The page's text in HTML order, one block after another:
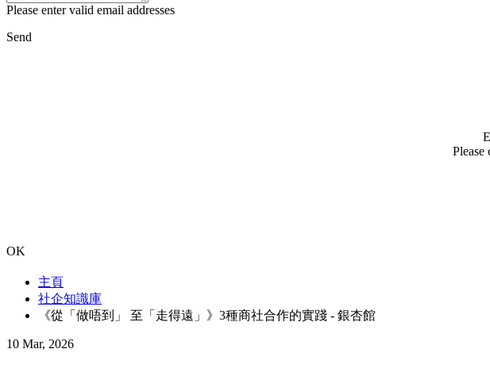
Please enter valid email addresses
Send
OK
主頁
社企知識庫
《從「做唔到」 至「走得遠」》3種商社合作的實踐 - 銀杏館
10 Mar, 2026